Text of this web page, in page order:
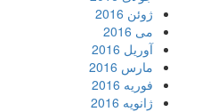
ژوئن 2016
می 2016
آوریل 2016
مارس 2016
فوریه 2016
ژانویه 2016